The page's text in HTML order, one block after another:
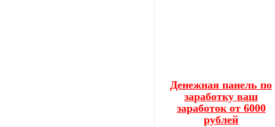
Денежная панель по
заработку ваш
заработок от 6000
рублей